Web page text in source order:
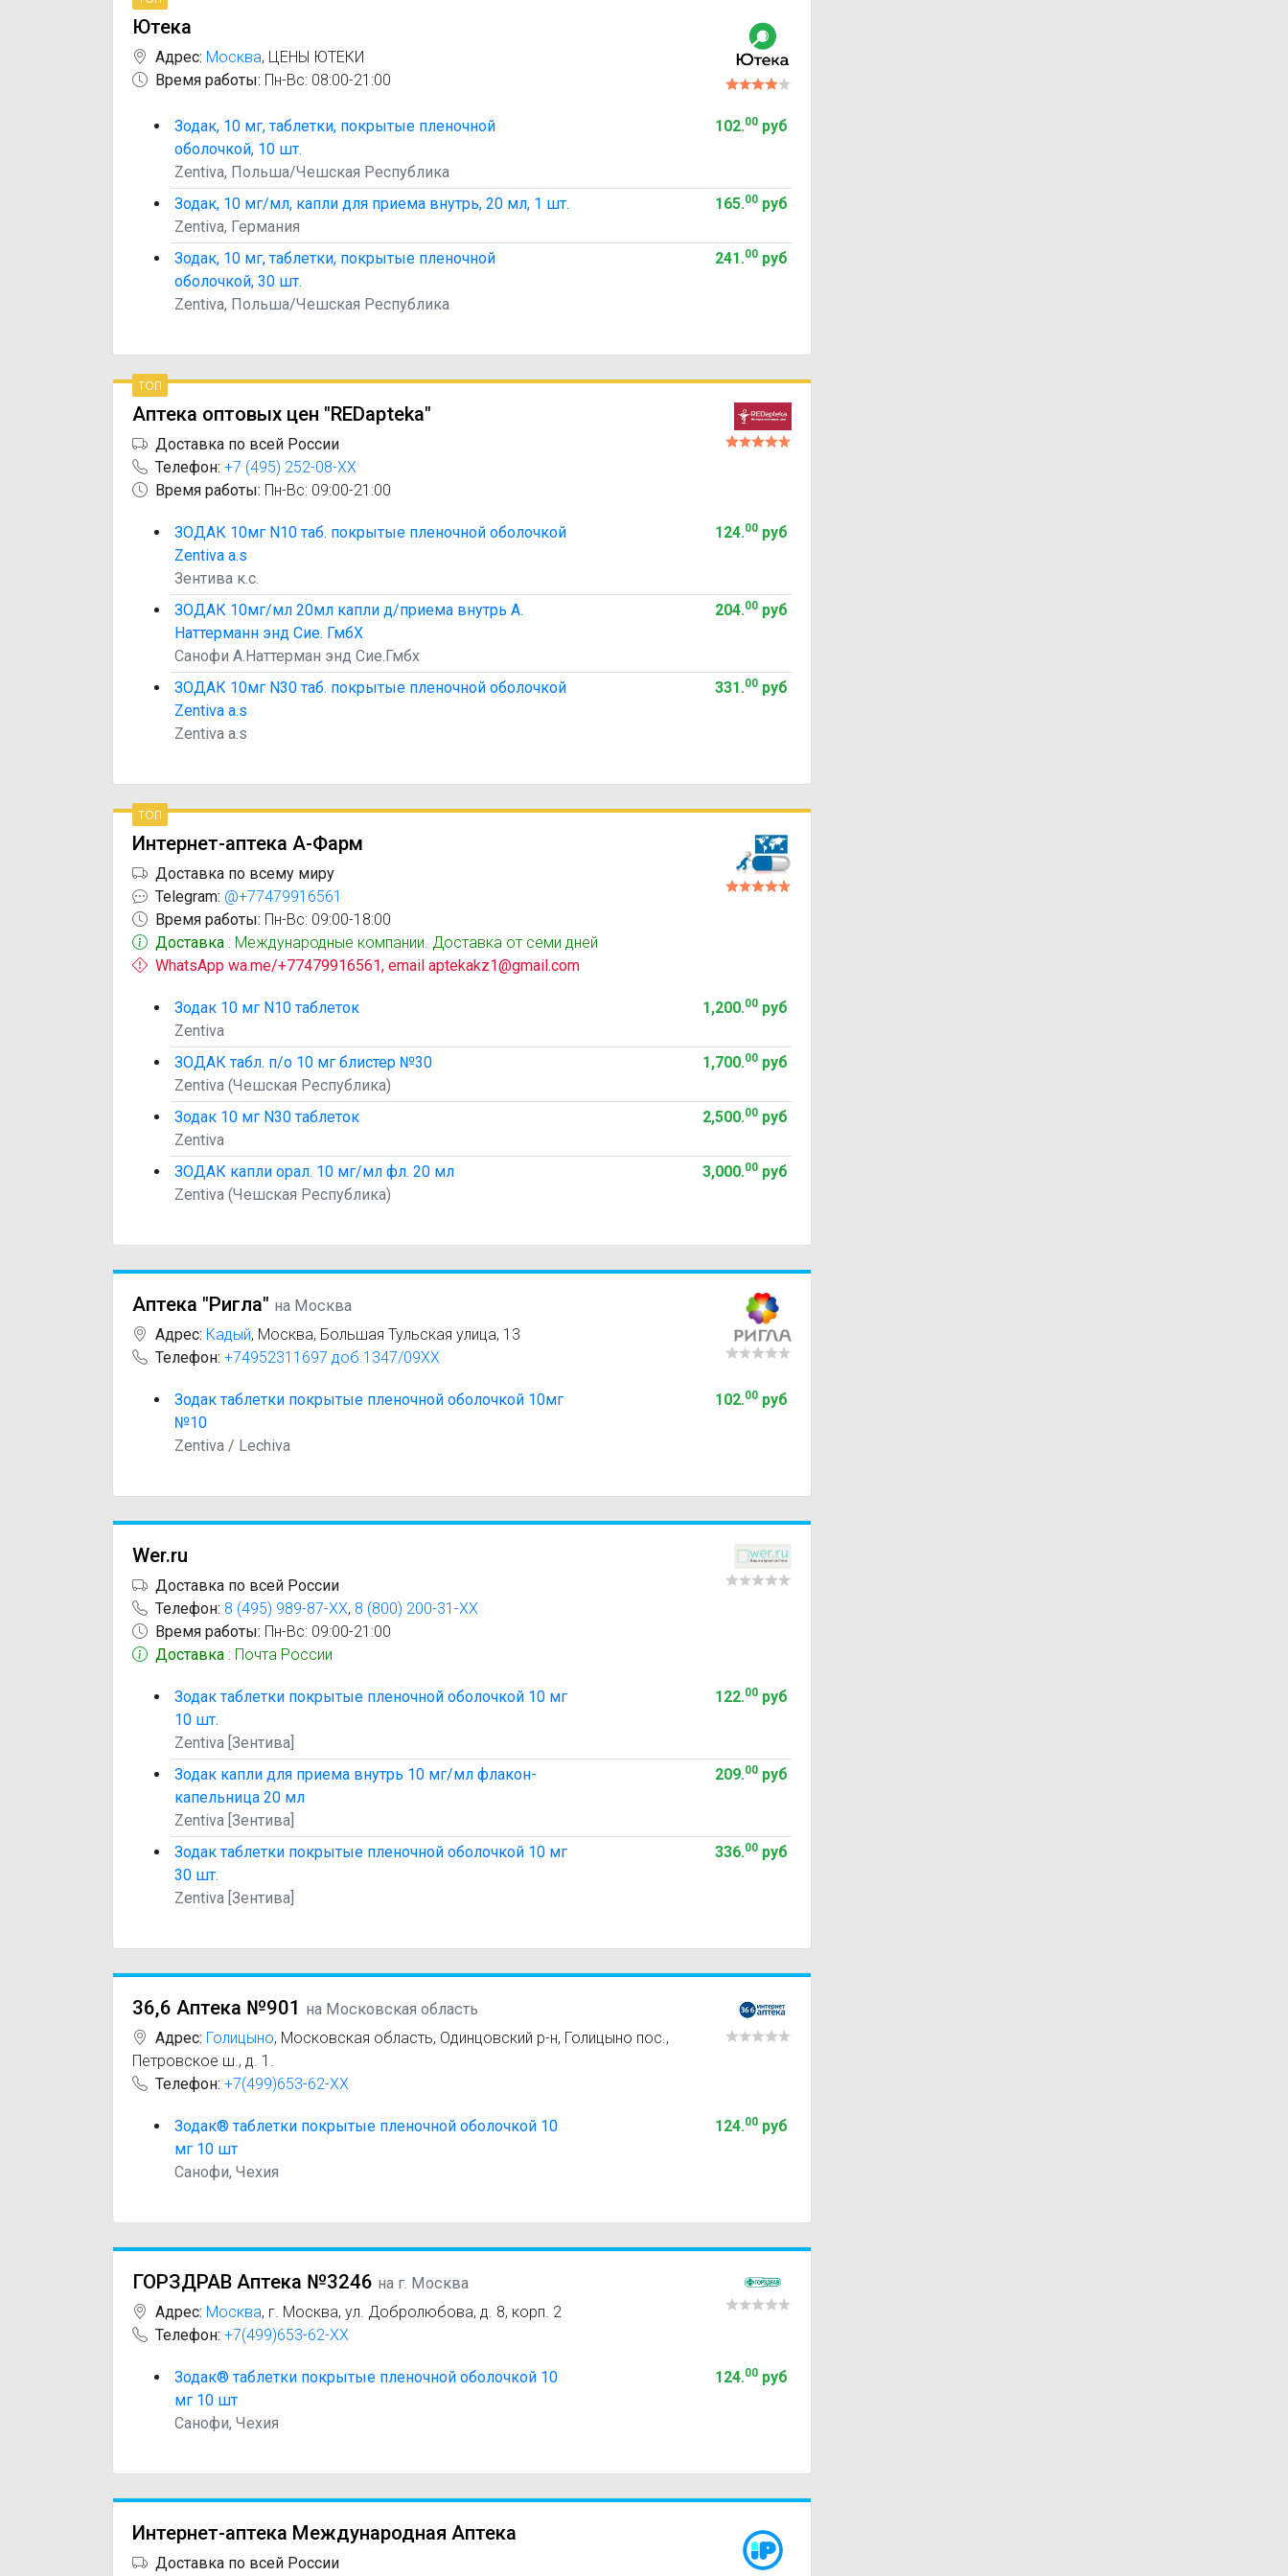
Ютека
Адрес: Москва, ЦЕНЫ ЮТЕКИ
Время работы: Пн-Вс: 08:00-21:00
Зодак, 10 мг, таблетки, покрытые пленочной
оболочкой, 10 шт.
Zentiva, Польша/Чешская Республика
102.00руб
Зодак, 10 мг/мл, капли для приема внутрь, 20 мл, 1 шт.
Zentiva, Германия
165.00руб
Зодак, 10 мг, таблетки, покрытые пленочной
оболочкой, 30 шт.
Zentiva, Польша/Чешская Республика
241.00руб
топ
Аптека оптовых цен "REDapteka"
Доставка по всей России
Телефон: +7 (495) 252-08-XX
Время работы: Пн-Вс: 09:00-21:00
ЗОДАК 10мг N10 таб. покрытые пленочной оболочкой
Zentiva a.s
Зентива к.с.
124.00руб
ЗОДАК 10мг/мл 20мл капли д/приема внутрь А.
Наттерманн энд Сие. ГмбХ
Санофи А.Наттерман энд Сие.Гмбх
204.00руб
ЗОДАК 10мг N30 таб. покрытые пленочной оболочкой
Zentiva a.s
Zentiva a.s
331.00руб
топ
Интернет-аптека А-Фарм
Доставка по всему миру
Telegram: @+77479916561
Время работы: Пн-Вс: 09:00-18:00
Доставка : Международные компании. Доставка от семи дней
WhatsApp wa.me/+77479916561, email aptekakz1@gmail.com
Зодак 10 мг N10 таблеток
Zentiva
1,200.00руб
ЗОДАК табл. п/о 10 мг блистер №30
Zentiva (Чешская Республика)
1,700.00руб
Зодак 10 мг N30 таблеток
Zentiva
2,500.00руб
ЗОДАК капли орал. 10 мг/мл фл. 20 мл
Zentiva (Чешская Республика)
3,000.00руб
Аптека "Ригла" на Москва
Адрес: Кадый, Москва, Большая Тульская улица, 13
Телефон: +74952311697 доб.1347/09XX
Зодак таблетки покрытые пленочной оболочкой 10мг
№10
Zentiva / Lechiva
102.00руб
Wer.ru
Доставка по всей России
Телефон: 8 (495) 989-87-XX, 8 (800) 200-31-XX
Время работы: Пн-Вс: 09:00-21:00
Доставка : Почта России
Зодак таблетки покрытые пленочной оболочкой 10 мг
10 шт.
Zentiva [Зентива]
122.00руб
Зодак капли для приема внутрь 10 мг/мл флакон-
капельница 20 мл
Zentiva [Зентива]
209.00руб
Зодак таблетки покрытые пленочной оболочкой 10 мг
30 шт.
Zentiva [Зентива]
336.00руб
36,6 Аптека №901 на Московская область
Адрес: Голицыно, Московская область, Одинцовский р-н, Голицыно пос.,
Петровское ш., д. 1.
Телефон: +7(499)653-62-XX
Зодак® таблетки покрытые пленочной оболочкой 10
мг 10 шт
Санофи, Чехия
124.00руб
ГОРЗДРАВ Аптека №3246 на г. Москва
Адрес: Москва, г. Москва, ул. Добролюбова, д. 8, корп. 2
Телефон: +7(499)653-62-XX
Зодак® таблетки покрытые пленочной оболочкой 10
мг 10 шт
Санофи, Чехия
124.00руб
Интернет-аптека Международная Аптека
Доставка по всей России